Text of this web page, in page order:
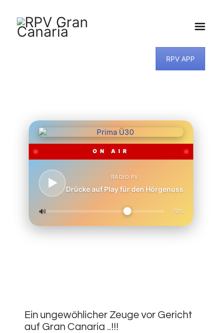
RPV APP
ON AIR
RADIO PV
Drücke auf Play für den Hörgenuss
🔊 70%
MUSIKWUNSCH
KONTAKT
Ein ungewöhlicher Zeuge vor Gericht
auf Gran Canaria ..!!!